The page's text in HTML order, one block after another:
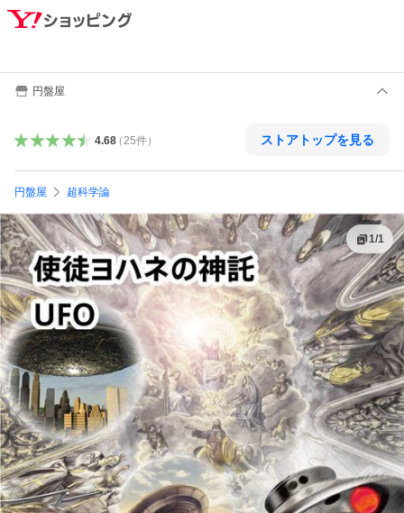
円盤屋
4.68（ 25件） ストアトップを見る
円盤屋 超科学論
1/1